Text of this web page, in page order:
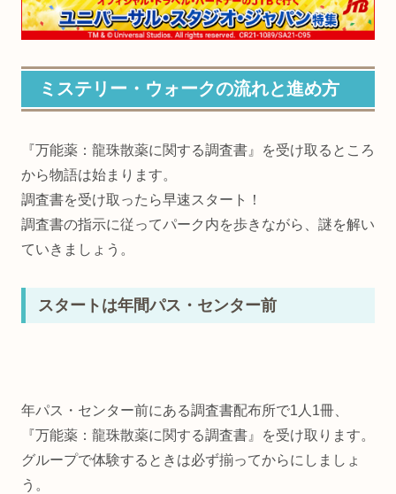
ミステリー・ウォークの流れと進め方
『万能薬：龍珠散薬に関する調査書』を受け取るところ
から物語は始まります。
調査書を受け取ったら早速スタート！
調査書の指示に従ってパーク内を歩きながら、謎を解い
ていきましょう。
スタートは年間パス・センター前
年パス・センター前にある調査書配布所で1人1冊、
『万能薬：龍珠散薬に関する調査書』を受け取ります。
グループで体験するときは必ず揃ってからにしましょ
う。